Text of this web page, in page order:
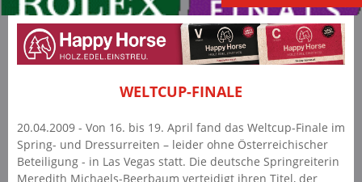
WELTCUP-FINALE
20.04.2009 - Von 16. bis 19. April fand das Weltcup-Finale im
Spring- und Dressurreiten – leider ohne Österreichischer
Beteiligung - in Las Vegas statt. Die deutsche Springreiterin
Meredith Michaels-Beerbaum verteidigt ihren Titel, der